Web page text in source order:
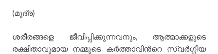
(മുദ്ര)
ശരീരങ്ങളെ ജീവിപ്പിക്കുന്നവനും, ആത്മാക്കളുടെ
രക്ഷിതാവുമായ നമ്മുടെ കര്‍ത്താവിന്‍റെ സ്വര്‍ഗ്ഗീയ